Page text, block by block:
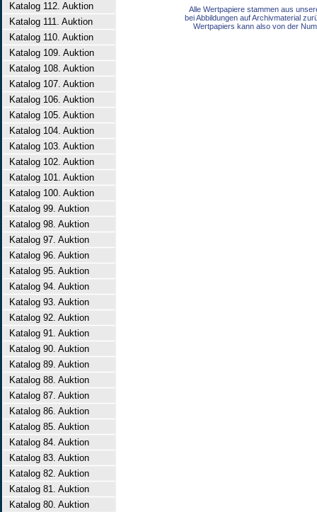
Katalog 112. Auktion
Katalog 111. Auktion
Katalog 110. Auktion
Katalog 109. Auktion
Katalog 108. Auktion
Katalog 107. Auktion
Katalog 106. Auktion
Katalog 105. Auktion
Katalog 104. Auktion
Katalog 103. Auktion
Katalog 102. Auktion
Katalog 101. Auktion
Katalog 100. Auktion
Katalog 99. Auktion
Katalog 98. Auktion
Katalog 97. Auktion
Katalog 96. Auktion
Katalog 95. Auktion
Katalog 94. Auktion
Katalog 93. Auktion
Katalog 92. Auktion
Katalog 91. Auktion
Katalog 90. Auktion
Katalog 89. Auktion
Katalog 88. Auktion
Katalog 87. Auktion
Katalog 86. Auktion
Katalog 85. Auktion
Katalog 84. Auktion
Katalog 83. Auktion
Katalog 82. Auktion
Katalog 81. Auktion
Katalog 80. Auktion
Alle Wertpapiere stammen aus
bei Abbildungen auf Archivmaterial
Wertpapiers kann also von der